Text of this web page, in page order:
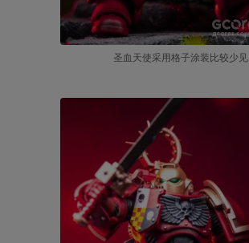
圣血天使采用格子涂装比较少见